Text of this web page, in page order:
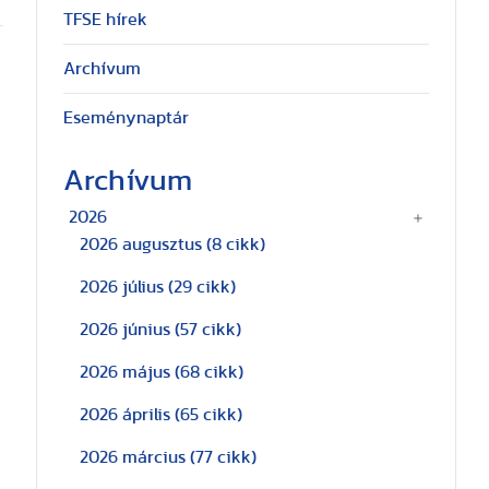
TFSE hírek
Archívum
Eseménynaptár
Archívum
2026
2026 augusztus (8 cikk)
2026 július (29 cikk)
2026 június (57 cikk)
2026 május (68 cikk)
2026 április (65 cikk)
2026 március (77 cikk)